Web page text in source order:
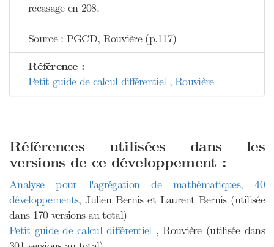
recasage en 208.
Source : PGCD, Rouvière (p.117)
Référence :
Petit guide de calcul différentiel , Rouvière
Références utilisées dans les
versions de ce développement :
Analyse pour l'agrégation de mathématiques, 40
développements, Julien Bernis et Laurent Bernis (utilisée
dans 170 versions au total)
Petit guide de calcul différentiel , Rouvière (utilisée dans